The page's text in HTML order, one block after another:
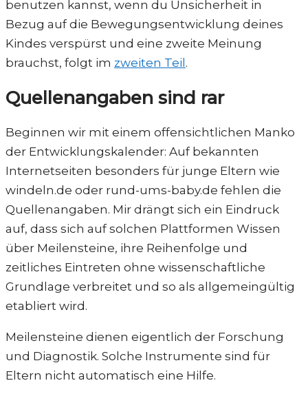
benutzen kannst, wenn du Unsicherheit in
Bezug auf die Bewegungsentwicklung deines
Kindes verspürst und eine zweite Meinung
brauchst, folgt im zweiten Teil.
Quellenangaben sind rar
Beginnen wir mit einem offensichtlichen Manko
der Entwicklungskalender: Auf bekannten
Internetseiten besonders für junge Eltern wie
windeln.de oder rund-ums-baby.de fehlen die
Quellenangaben. Mir drängt sich ein Eindruck
auf, dass sich auf solchen Plattformen Wissen
über Meilensteine, ihre Reihenfolge und
zeitliches Eintreten ohne wissenschaftliche
Grundlage verbreitet und so als allgemeingültig
etabliert wird.
Meilensteine dienen eigentlich der Forschung
und Diagnostik. Solche Instrumente sind für
Eltern nicht automatisch eine Hilfe.